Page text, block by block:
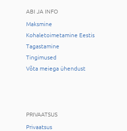
ABI JA INFO
Maksmine
Kohaletoimetamine Eestis
Tagastamine
Tingimused
Võta meiega ühendust
PRIVAATSUS
Privaatsus